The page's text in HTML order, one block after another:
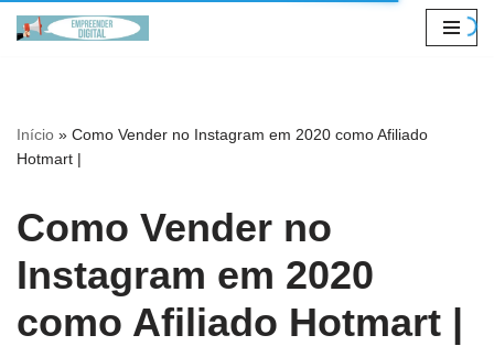
conteúdo
Início » Como Vender no Instagram em 2020 como Afiliado
Hotmart |
Como Vender no
Instagram em 2020
como Afiliado Hotmart |